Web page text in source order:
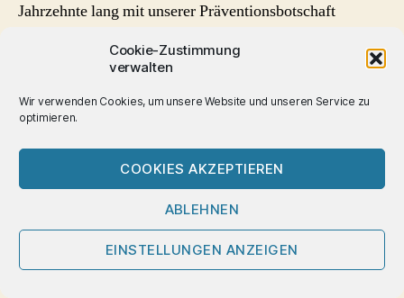
Cookie-Zustimmung
verwalten
Wir verwenden Cookies, um unsere Website und unseren Service zu
optimieren.
COOKIES AKZEPTIEREN
ABLEHNEN
EINSTELLUNGEN ANZEIGEN
Jahrzehnte lang mit unserer Präventionsbotschaft
schlicht und einfach nichts für sie anzubieten. (Ich finde,
Harm-Reduction-Strategien wie „Seropositioning“ oder
„Serosorting unter Negativen“ sind ein nicht ganz so
adequater Ersatz für Kondome oder PrEP. Für diese
Männer gibt es nun eine bewiesener Weise
hocheffiziente, neue Präventionsoption – sie wird ihnen
aber in Deutschland vorenthalten!
Zurück zu Stigma: Genauso, wie wir HIV nicht mehr als
„Monster“ darstellen wollen, wünsche ich mir, dass wir